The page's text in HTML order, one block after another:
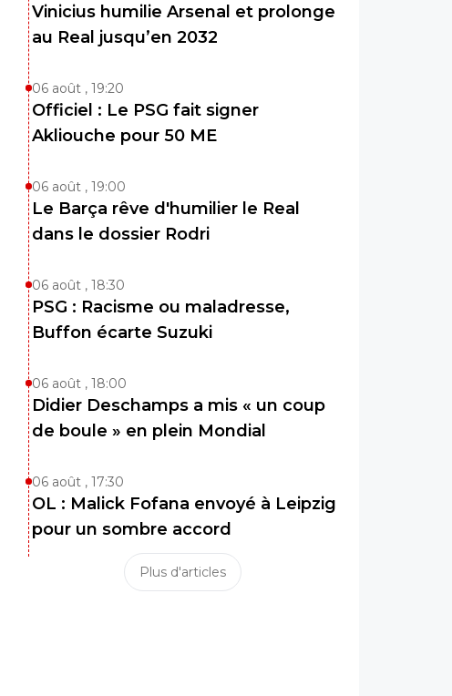
Vinicius humilie Arsenal et prolonge
au Real jusqu’en 2032
06 août , 19:20
Officiel : Le PSG fait signer
Akliouche pour 50 ME
06 août , 19:00
Le Barça rêve d'humilier le Real
dans le dossier Rodri
06 août , 18:30
PSG : Racisme ou maladresse,
Buffon écarte Suzuki
06 août , 18:00
Didier Deschamps a mis « un coup
de boule » en plein Mondial
06 août , 17:30
OL : Malick Fofana envoyé à Leipzig
pour un sombre accord
Plus d'articles